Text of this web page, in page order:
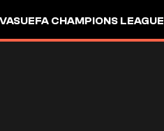
UEFA CHAMPIONS LEAGUE